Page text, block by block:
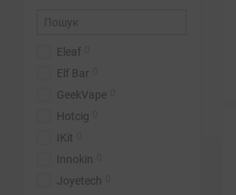
Eleaf
Elf Bar
GeekVape
Hotcig
IKit
Innokin
Joyetech